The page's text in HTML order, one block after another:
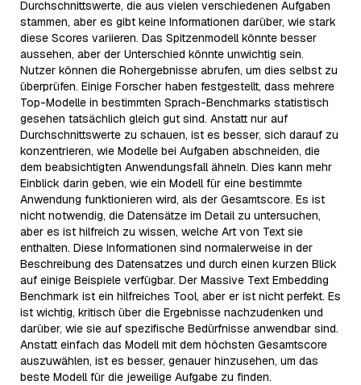
Durchschnittswerte, die aus vielen verschiedenen Aufgaben
stammen, aber es gibt keine Informationen darüber, wie stark
diese Scores variieren. Das Spitzenmodell könnte besser
aussehen, aber der Unterschied könnte unwichtig sein.
Nutzer können die Rohergebnisse abrufen, um dies selbst zu
überprüfen. Einige Forscher haben festgestellt, dass mehrere
Top-Modelle in bestimmten Sprach-Benchmarks statistisch
gesehen tatsächlich gleich gut sind. Anstatt nur auf
Durchschnittswerte zu schauen, ist es besser, sich darauf zu
konzentrieren, wie Modelle bei Aufgaben abschneiden, die
dem beabsichtigten Anwendungsfall ähneln. Dies kann mehr
Einblick darin geben, wie ein Modell für eine bestimmte
Anwendung funktionieren wird, als der Gesamtscore. Es ist
nicht notwendig, die Datensätze im Detail zu untersuchen,
aber es ist hilfreich zu wissen, welche Art von Text sie
enthalten. Diese Informationen sind normalerweise in der
Beschreibung des Datensatzes und durch einen kurzen Blick
auf einige Beispiele verfügbar. Der Massive Text Embedding
Benchmark ist ein hilfreiches Tool, aber er ist nicht perfekt. Es
ist wichtig, kritisch über die Ergebnisse nachzudenken und
darüber, wie sie auf spezifische Bedürfnisse anwendbar sind.
Anstatt einfach das Modell mit dem höchsten Gesamtscore
auszuwählen, ist es besser, genauer hinzusehen, um das
beste Modell für die jeweilige Aufgabe zu finden.